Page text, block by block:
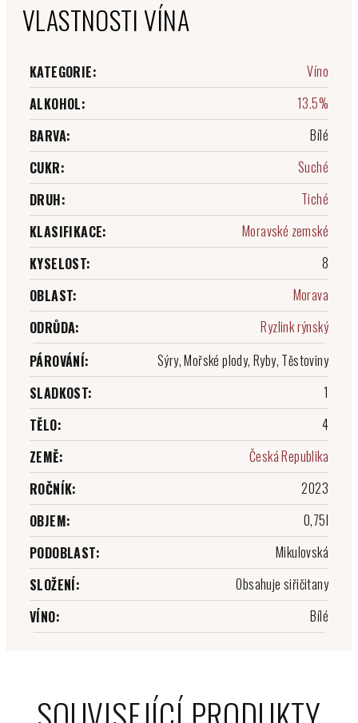
VLASTNOSTI VÍNA
KATEGORIE:
Víno
ALKOHOL:
13.5%
BARVA:
Bílé
CUKR:
Suché
DRUH:
Tiché
KLASIFIKACE:
Moravské zemské
KYSELOST:
8
OBLAST:
Morava
ODRŮDA:
Ryzlink rýnský
PÁROVÁNÍ:
Sýry, Mořské plody, Ryby, Těstoviny
SLADKOST:
1
TĚLO:
4
ZEMĚ:
Česká Republika
ROČNÍK:
2023
OBJEM:
0,75l
PODOBLAST:
Mikulovská
SLOŽENÍ:
Obsahuje siřičitany
VÍNO: Bílé